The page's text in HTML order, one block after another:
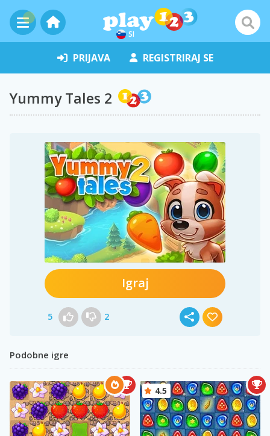
SI
PRIJAVA REGISTRIRAJ SE
Yummy Tales 2
Igraj
5 2
Podobne igre
4.5